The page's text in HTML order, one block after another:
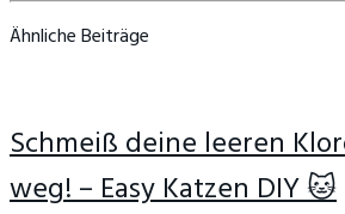
Ähnliche Beiträge
Schmeiß deine leeren
weg! – Easy Katzen DIY 🐱